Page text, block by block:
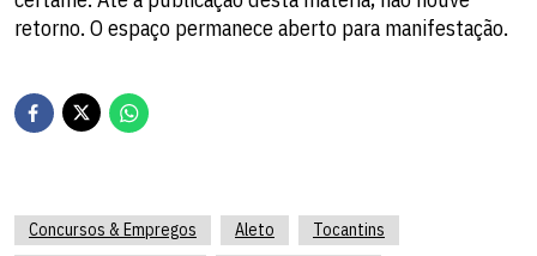
retorno. O espaço permanece aberto para manifestação.
Concursos & Empregos Aleto
Tocantins